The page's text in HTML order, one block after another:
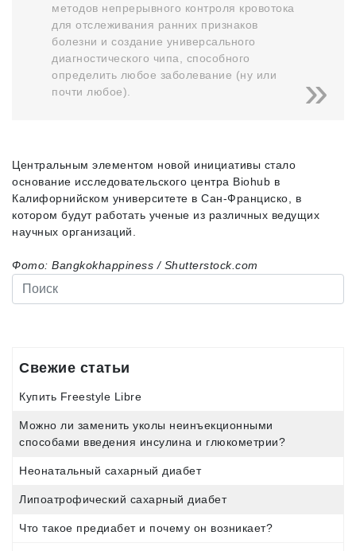
методов непрерывного контроля кровотока
для отслеживания ранних признаков
болезни и создание универсального
диагностического чипа, способного
определить любое заболевание (ну или
почти любое).
Центральным элементом новой инициативы стало
основание исследовательского центра Biohub в
Калифорнийском университете в Сан-Франциско, в
котором будут работать ученые из различных ведущих
научных организаций.
Фото: Bangkokhappiness / Shutterstock.com
Свежие статьи
Купить Freestyle Libre
Можно ли заменить уколы неинъекционными
способами введения инсулина и глюкометрии?
Неонатальный сахарный диабет
Липоатрофический сахарный диабет
Что такое предиабет и почему он возникает?